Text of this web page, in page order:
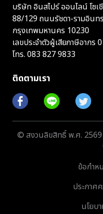
บริษัท อินสไปร์ ออนไลน์ โซเ
88/129 ถนนรัชดา-รามอินท
กรุงเทพมหานคร 10230
เลขประจำตัวผู้เสียภาษีอากร
โทร. 083 827 9833
ติดตามเรา
© สงวนลิขสิทธิ์ พ.ศ. 2569
ข้อกำห
ประกาศ
นโยบ